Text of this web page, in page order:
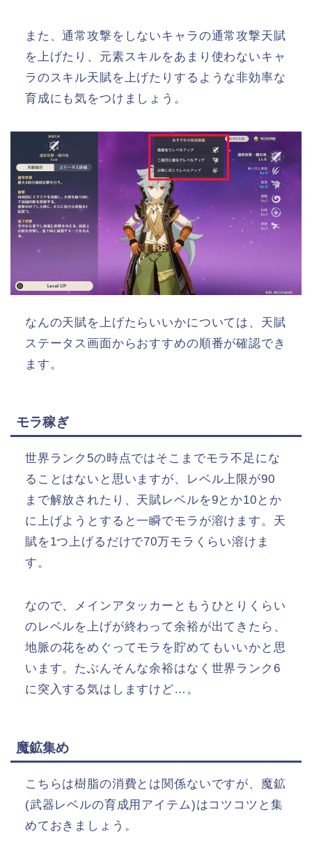
また、通常攻撃をしないキャラの通常攻撃天賦
を上げたり、元素スキルをあまり使わないキャ
ラのスキル天賦を上げたりするような非効率な
育成にも気をつけましょう。
なんの天賦を上げたらいいかについては、天賦
ステータス画面からおすすめの順番が確認でき
ます。
モラ稼ぎ
世界ランク5の時点ではそこまでモラ不足にな
ることはないと思いますが、レベル上限が90
まで解放されたり、天賦レベルを9とか10とか
に上げようとすると一瞬でモラが溶けます。天
賦を1つ上げるだけで70万モラくらい溶けま
す。
なので、メインアタッカーともうひとりくらい
のレベルを上げが終わって余裕が出てきたら、
地脈の花をめぐってモラを貯めてもいいかと思
います。たぶんそんな余裕はなく世界ランク6
に突入する気はしますけど…。
魔鉱集め
こちらは樹脂の消費とは関係ないですが、魔鉱
(武器レベルの育成用アイテム)はコツコツと集
めておきましょう。